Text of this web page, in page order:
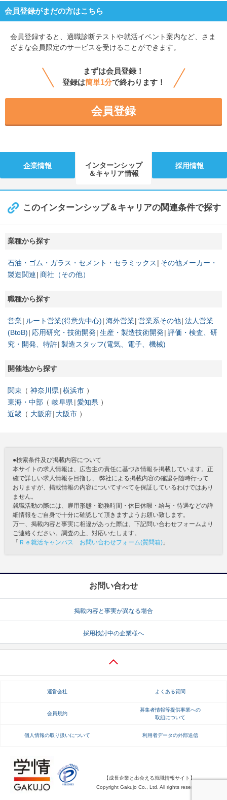
会員登録がまだの方はこちら
会員登録すると、 適職診断テストや就活イベント案内など、さま
ざまな会員限定のサービスを受けることができます。
まずは会員登録！
登録は簡単1分で終わります！
会員登録
企業情報
インターンシップ
＆キャリア情報
採用情報
このインターンシップ＆キャリアの関連条件で探す
業種から探す
石油・ゴム・ガラス・セメント・セラミックス
その他メーカー・
製造関連 商社（その他）
職種から探す
営業 ルート営業(得意先中心) 海外営業 営業系その他 法人営業
(BtoB)
応用研究・技術開発 生産・製造技術開発 評価・検査、研
究・開発、特許 製造スタッフ(電気、電子、機械)
開催地から探す
関東 神奈川県 横浜市
東海・中部
岐阜県 愛知県
近畿
大阪府 大阪市
●検索条件及び掲載内容について
本サイトの求人情報は、広告主の責任に基づき情報を掲載しています。正
確で詳しい求人情報を目指し、 弊社による掲載内容の確認を随時行って
おりますが、掲載情報の内容についてすべてを保証しているわけではあり
ません。
就職活動の際には、雇用形態・勤務時間・休日休暇・給与・待遇などの詳
細情報をご自身で十分に確認して頂きますようお願い致します。
万一、掲載内容と事実に相違があった際は、下記問い合わせフォームより
ご連絡ください。調査の上、対応いたします。
「 Ｒｅ就活キャンパス お問い合わせフォーム(質問箱) 」
お問い合わせ
掲載内容と事実が異なる場合
採用検討中の企業様へ
運営会社 よくある質問
会員規約
募集者情報等提供事業への
取組について
個人情報の取り扱いについて 利用者データの外部送信
【成長企業と出会える就職情報サイト】
Copyright Gakujo Co., Ltd. All rights reserved.